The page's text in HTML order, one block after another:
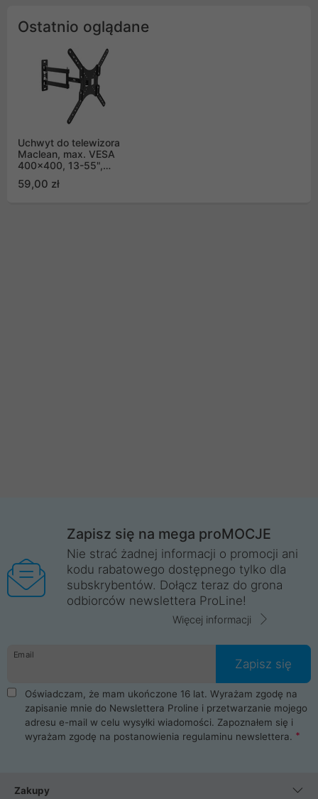
Ostatnio oglądane
Uchwyt do telewizora
Maclean, max. VESA
400x400, 13-55",
59,00 zł
Zapisz się na mega proMOCJE
Nie strać żadnej informacji o promocji ani
kodu rabatowego dostępnego tylko dla
subskrybentów. Dołącz teraz do grona
odbiorców newslettera ProLine!
Więcej informacji
Email
Zapisz się
Oświadczam, że mam ukończone 16 lat. Wyrażam zgodę na
zapisanie mnie do Newslettera Proline i przetwarzanie mojego
adresu e-mail w celu wysyłki wiadomości. Zapoznałem się i
wyrażam zgodę na postanowienia regulaminu newslettera.
Zakupy